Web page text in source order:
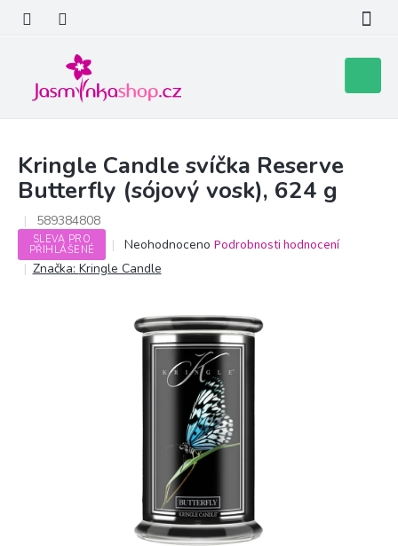
obsah
košík
Kringle Candle svíčka Reserve
Butterfly (sójový vosk), 624 g
589384808
SLEVA PRO
PŘIHLÁŠENÉ
Průměrné
hodnocení
produktu
hvězdiček.
Neohodnoceno Podrobnosti hodnocení
Značka: Kringle Candle